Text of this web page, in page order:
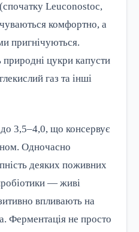
Leuconostoc,
комфортно, а
пригнічуються.
цукри капусти
газ та інші
3,5–4,0, що консервує
Одночасно
деяких поживних
— живі
впливають на
Ферментація не просто